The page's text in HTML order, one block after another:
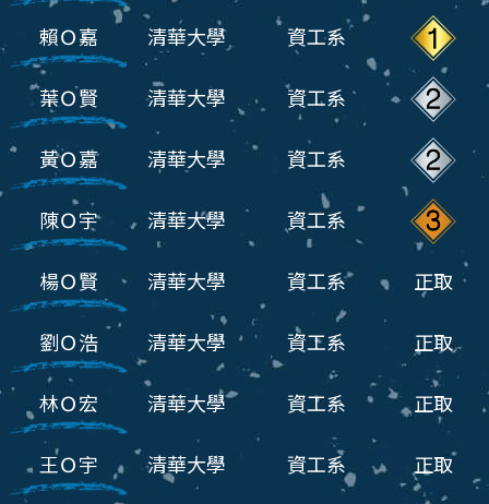
賴Ｏ嘉 清華大學 資工系
葉Ｏ賢 清華大學 資工系
黃Ｏ嘉 清華大學 資工系
陳Ｏ宇 清華大學 資工系
楊Ｏ賢 清華大學 資工系 正取
劉Ｏ浩 清華大學 資工系 正取
林Ｏ宏 清華大學 資工系 正取
王Ｏ宇 清華大學 資工系 正取